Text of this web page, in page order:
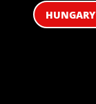
HUNGARY